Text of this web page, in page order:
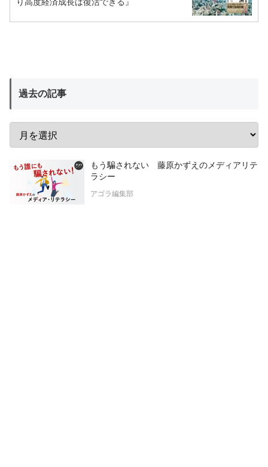
過去の記事
もう騙されない 藤原かずえのメディアリテ
ラシー
アゴラ編集部